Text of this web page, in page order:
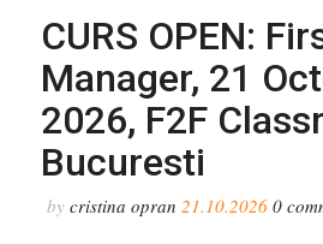
CURS OPEN:
Manager, 21
2026, F2F
Bucuresti
bycristina opran 21.10.2026 0